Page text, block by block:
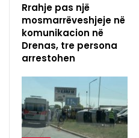
Rrahje pas një
mosmarrëveshjeje në
komunikacion në
Drenas, tre persona
arrestohen